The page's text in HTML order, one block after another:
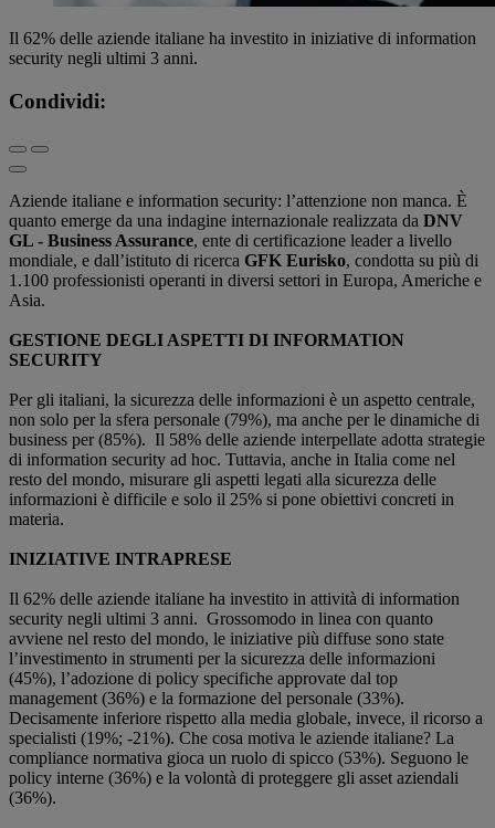
Il 62% delle aziende italiane ha investito in iniziative di information
security negli ultimi 3 anni.
Condividi:
Aziende italiane e information security: l’attenzione non manca. È
quanto emerge da una indagine internazionale realizzata da DNV
GL - Business Assurance, ente di certificazione leader a livello
mondiale, e dall’istituto di ricerca GFK Eurisko, condotta su più di
1.100 professionisti operanti in diversi settori in Europa, Americhe e
Asia.
GESTIONE DEGLI ASPETTI DI INFORMATION
SECURITY
Per gli italiani, la sicurezza delle informazioni è un aspetto centrale,
non solo per la sfera personale (79%), ma anche per le dinamiche di
business per (85%). Il 58% delle aziende interpellate adotta strategie
di information security ad hoc. Tuttavia, anche in Italia come nel
resto del mondo, misurare gli aspetti legati alla sicurezza delle
informazioni è difficile e solo il 25% si pone obiettivi concreti in
materia.
INIZIATIVE INTRAPRESE
Il 62% delle aziende italiane ha investito in attività di information
security negli ultimi 3 anni. Grossomodo in linea con quanto
avviene nel resto del mondo, le iniziative più diffuse sono state
l’investimento in strumenti per la sicurezza delle informazioni
(45%), l’adozione di policy specifiche approvate dal top
management (36%) e la formazione del personale (33%).
Decisamente inferiore rispetto alla media globale, invece, il ricorso a
specialisti (19%; -21%). Che cosa motiva le aziende italiane? La
compliance normativa gioca un ruolo di spicco (53%). Seguono le
policy interne (36%) e la volontà di proteggere gli asset aziendali
(36%).